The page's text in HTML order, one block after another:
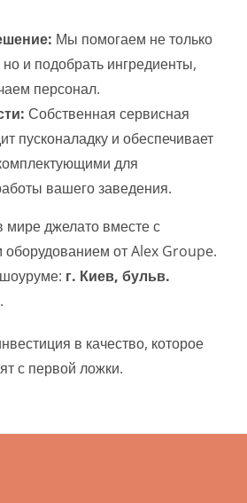
Мы помогаем не только
и подобрать ингредиенты,
персонал.
Собственная сервисная
пусконаладку и обеспечивает
для
вашего заведения.
мире джелато вместе с
от Alex Groupe.
г. Киев, бульв.
.
в качество, которое
с первой ложки.